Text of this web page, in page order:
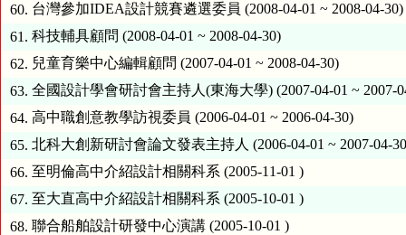
60. 台灣參加IDEA設計競賽遴選委員 (2008-04-01 ~ 2008-04-30)
61. 科技輔具顧問 (2008-04-01 ~ 2008-04-30)
62. 兒童育樂中心編輯顧問 (2007-04-01 ~ 2008-04-30)
63. 全國設計學會研討會主持人(東海大學) (2007-04-01 ~ 2007-
64. 高中職創意教學訪視委員 (2006-04-01 ~ 2006-04-30)
65. 北科大創新研討會論文發表主持人 (2006-04-01 ~ 2007-04-
66. 至明倫高中介紹設計相關科系 (2005-11-01 )
67. 至大直高中介紹設計相關科系 (2005-10-01 )
68. 聯合船舶設計研發中心演講 (2005-10-01 )